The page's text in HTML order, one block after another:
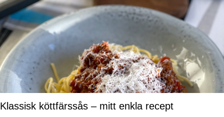
Klassisk köttfärssås – mitt enkla recept